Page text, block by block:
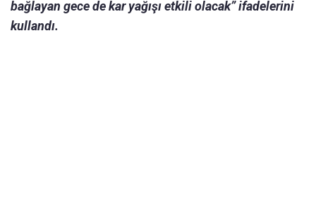
bağlayan gece de kar yağışı etkili olacak” ifadelerini
kullandı.